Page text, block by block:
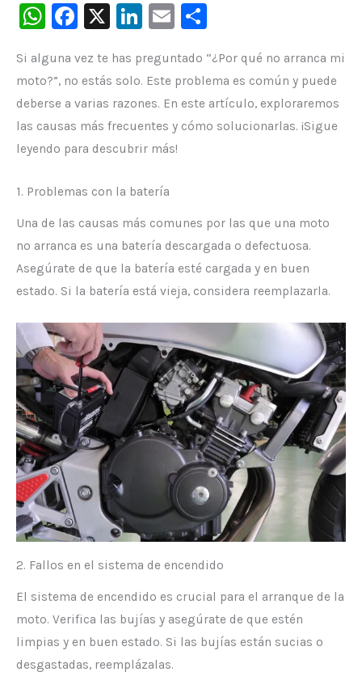
W
at
s
A
p
F
c
e
b
o
k
X
Li
k
e
dI
n
E
ai
l
m
p
ar
Si alguna vez te has preguntado “¿Por qué no arranca mi
moto?”, no estás solo. Este problema es común y puede
deberse a varias razones. En este artículo, exploraremos
las causas más frecuentes y cómo solucionarlas. ¡Sigue
leyendo para descubrir más!
1. Problemas con la batería
Una de las causas más comunes por las que una moto
no arranca es una batería descargada o defectuosa.
Asegúrate de que la batería esté cargada y en buen
estado. Si la batería está vieja, considera reemplazarla.
2. Fallos en el sistema de encendido
El sistema de encendido es crucial para el arranque de la
moto. Verifica las bujías y asegúrate de que estén
limpias y en buen estado. Si las bujías están sucias o
desgastadas, reemplázalas.